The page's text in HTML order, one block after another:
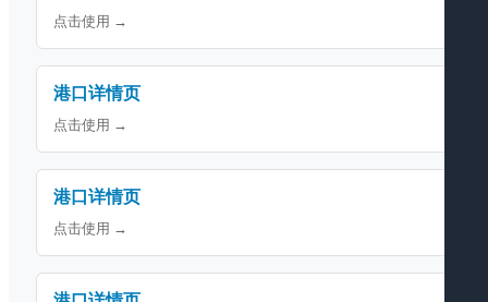
点击使用 →
港口详情页
点击使用 →
港口详情页
点击使用 →